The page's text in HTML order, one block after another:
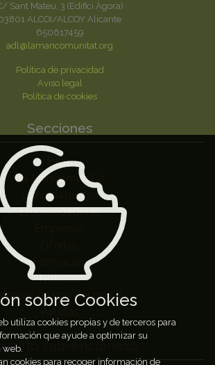
Sant Mateu, 3 (Edifici Àgora)
ALCOI/ALCOY Alicante
650617459
adl@lamancomunitat.org
Política de privacidad
Aviso legal
Política de cookies
Secciones
Inicio
La Mancomunitat
Candidatos/as
Emprendedores
Formación
Noticias
de uso del portal
subvencionado
sobre Cookies
utiliza cookies propias y de terceros para
que ayude a optimizar su
web.
cookies para recoger información de